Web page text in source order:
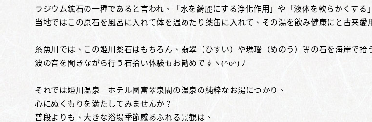
ラジウム鉱石の一種であると言われ、「水を綺麗にする浄化作用」や「液体を軟らかくする
当地ではこの原石を風呂に入れて体を温めたり薬缶に入れて、その湯を飲み健康にと古来愛
糸魚川では、この姫川薬石はもちろん、翡翠（ひすい）や瑪瑙（めのう）等の石を海岸で拾
波の音を聞きながら行う石拾い体験もお勧めですヽ(^o^)丿
それでは姫川温泉 ホテル國富翠泉閣の温泉の純粋なお湯につかり、
心にぬくもりを満たしてみませんか？
普段よりも、大きな浴場季節感あふれる景観は、